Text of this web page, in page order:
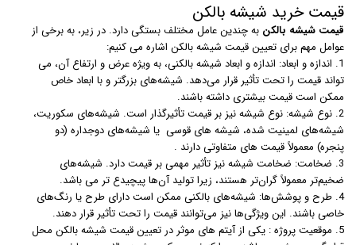
قیمت خرید شیشه بالکن
قیمت شیشه بالکن به چندین عامل مختلف بستگی دارد. در زیر، به برخی از
عوامل مهم برای تعیین قیمت شیشه بالکن اشاره می کنیم:
1. اندازه و ابعاد: اندازه و ابعاد شیشه بالکنی، به ویژه عرض و ارتفاع آن، می
تواند قیمت را تحت تأثیر قرار می‌دهد. شیشه‌های بزرگتر و با ابعاد خاص
ممکن است قیمت بیشتری داشته باشند.
2. نوع شیشه: نوع شیشه نیز بر قیمت تأثیرگذار است. شیشه‌های سکوریت،
شیشه‌های لمینیت شده، شیشه های قوسی یا شیشه‌های دوجداره (دو
پنجره) معمولاً قیمت های متفاوتی دارند .
3. ضخامت: ضخامت شیشه نیز تأثیر مهمی بر قیمت دارد. شیشه‌های
ضخیم‌تر معمولاً گران‌تر هستند، زیرا تولید آن‌ها پیچیدع تر می باشد.
4. طرح و پوشش‌ها: شیشه‌های بالکنی ممکن است دارای طرح‌ یا رنگ‌های
خاصی باشند. این ویژگی‌ها نیز می‌توانند قیمت را تحت تأثیر قرار دهند.
5. موقعیت پروژه : یکی از آیتم های موثر در تعیین قیمت شیشه بالکن محل